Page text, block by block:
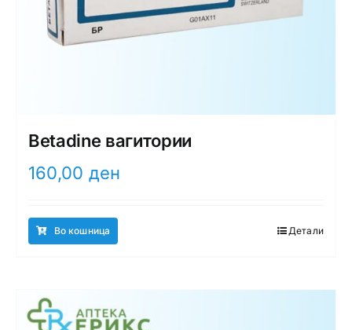
Betadine вагитории
160,00 ден
Во кошница Детали